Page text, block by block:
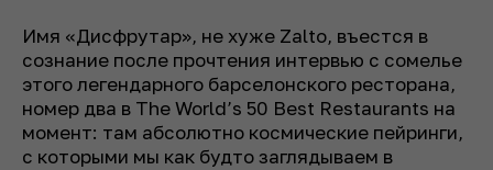
Имя «Дисфрутар», не хуже Zalto, въестся в
сознание после прочтения интервью с сомелье
этого легендарного барселонского ресторана,
номер два в The World’s 50 Best Restaurants на
момент: там абсолютно космические пейринги,
с которыми мы как будто заглядываем в